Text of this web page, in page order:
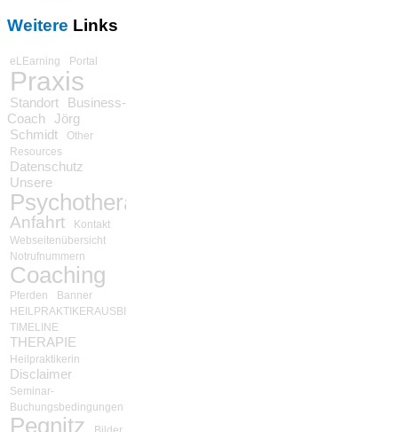
Weitere Links
eLEarning Portal
Praxis
Standort
Business-
Coach
Jörg
Schmidt
Other
Resources
Datenschutz
Unsere
Psychotherapie
Anfahrt
Kontakt
Webseitenübersicht
Notrufnummern
Coaching
Pferden
Banner
HEILPRAKTIKERAUSBILDUNG
TIMELINE
THERAPIE
Heilpraktikerin
Disclaimer
Seminar-
Buchungsbedingungen
Pegnitz